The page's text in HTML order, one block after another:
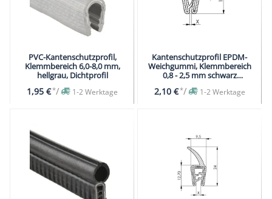
PVC-Kantenschutzprofil,
Klemmbereich 6,0-8,0 mm,
hellgrau, Dichtprofil
1,95 €*/ 1-2 Werktage
Kantenschutzprofil EPDM-
Weichgummi, Klemmbereich
0,8 - 2,5 mm schwarz
2,10 €*/ 1-2 Werktage